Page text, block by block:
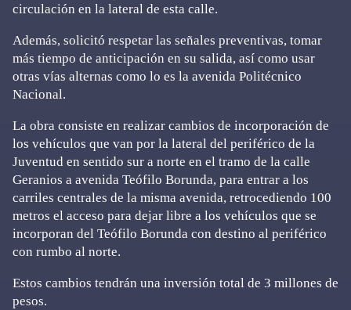
circulación en la lateral de esta calle.
Además, solicitó respetar las señales preventivas, tomar
más tiempo de anticipación en su salida, así como usar
otras vías alternas como lo es la avenida Politécnico
Nacional.
La obra consiste en realizar cambios de incorporación de
los vehículos que van por la lateral del periférico de la
Juventud en sentido sur a norte en el tramo de la calle
Geranios a avenida Teófilo Borunda, para entrar a los
carriles centrales de la misma avenida, retrocediendo 100
metros el acceso para dejar libre a los vehículos que se
incorporan del Teófilo Borunda con destino al periférico
con rumbo al norte.
Estos cambios tendrán una inversión total de 3 millones de
pesos.